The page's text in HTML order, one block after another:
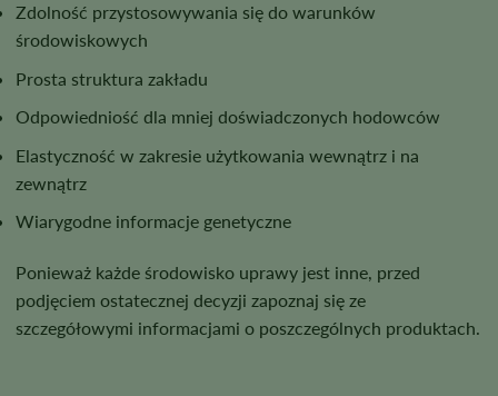
Zdolność przystosowywania się do warunków
środowiskowych
Prosta struktura zakładu
Odpowiedniość dla mniej doświadczonych hodowców
Elastyczność w zakresie użytkowania wewnątrz i na
zewnątrz
Wiarygodne informacje genetyczne
Ponieważ każde środowisko uprawy jest inne, przed
podjęciem ostatecznej decyzji zapoznaj się ze
szczegółowymi informacjami o poszczególnych produktach.